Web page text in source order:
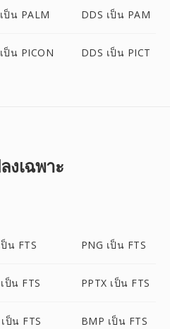
ป็น PALM DDS เป็น PAM
ป็น PICON DDS เป็น PICT
งเฉพาะ
ป็น FTS PNG เป็น FTS
เป็น FTS PPTX เป็น FTS
ป็น FTS BMP เป็น FTS